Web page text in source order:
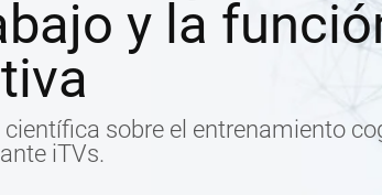
y la
sobre el entrenamiento
iTVs.